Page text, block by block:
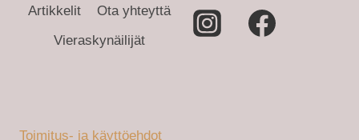
Artikkelit
Ota yhteyttä
Vieraskynäilijät
Toimitus- ja käyttöehdot